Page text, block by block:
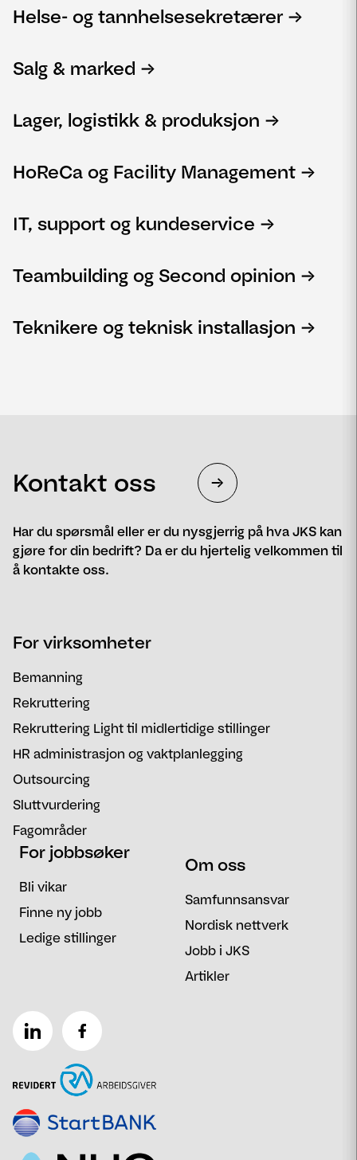
Helse- og tannhelsesekretærer
Salg & marked
Lager, logistikk & produksjon
HoReCa og Facility Management
IT, support og kundeservice
Teambuilding og Second opinion
Teknikere og teknisk installasjon
Kontakt oss
Har du spørsmål eller er du nysgjerrig på hva JKS kan
gjøre for din bedrift? Da er du hjertelig velkommen til
å kontakte oss.
Email
For virksomheter
Bemanning
Rekruttering
Rekruttering Light til midlertidige stillinger
HR administrasjon og vaktplanlegging
Outsourcing
Sluttvurdering
Fagområder
For jobbsøker
Bli vikar
Finne ny jobb
Ledige stillinger
Om oss
Samfunnsansvar
Nordisk nettverk
Jobb i JKS
Artikler